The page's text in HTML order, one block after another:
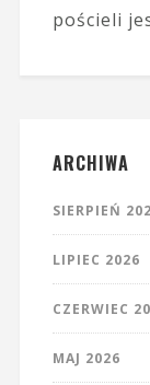
pościeli
ARCHIWA
SIERPIEŃ
LIPIEC 2026
CZERWIEC
MAJ 2026